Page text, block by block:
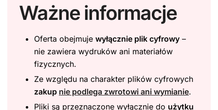
Ważne informacje
Oferta obejmuje wyłącznie plik cyfrowy –
nie zawiera wydruków ani materiałów
fizycznych.
Ze względu na charakter plików cyfrowych
zakup nie podlega zwrotowi ani wymianie.
Pliki są przeznaczone wyłącznie do użytku